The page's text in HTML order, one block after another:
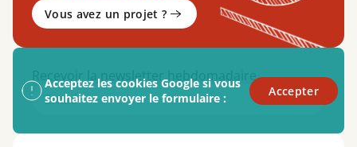
Vous avez un projet ?
Recevoir la newsletter hebdomadaire
Email
Acceptez les cookies Google si vous
souhaitez envoyer le formulaire :
Accepter